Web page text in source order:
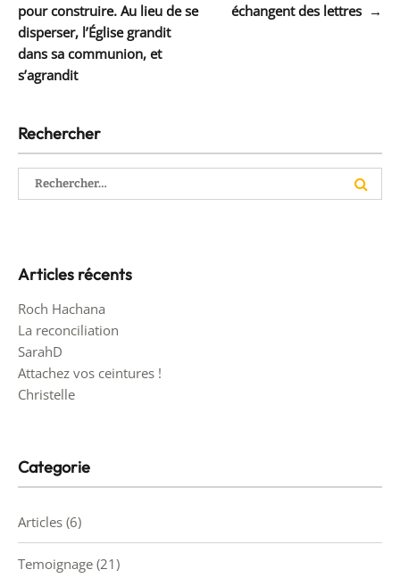
pour construire. Au lieu de se
disperser, l’Église grandit
dans sa communion, et
s’agrandit
échangent des lettres →
Rechercher
Rechercher :
Articles récents
Roch Hachana
La reconciliation
SarahD
Attachez vos ceintures !
Christelle
Categorie
Articles (6)
Temoignage (21)